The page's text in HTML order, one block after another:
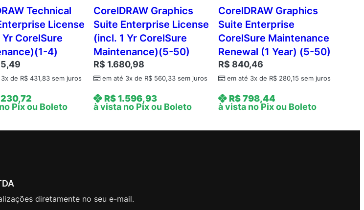
Technical
License
Yr CorelSure
4)
de R$431,83sem juros
Pix ou Boleto
CorelDRAW Graphics
Suite Enterprise License
(incl. 1 Yr CorelSure
Maintenance)(5-50)
R$ 1.680,98
em até 3x de R$ 560,33 sem juros
R$1.596,93
à vista no Pix ou Boleto
CorelDRAW Graphics
Suite Enterprise
CorelSure Maintenance
Renewal (1 Year) (5-50)
R$ 840,46
em até 3x de R$280,15 sem juros
R$798,44
à vista no Pix ou Boleto
diretamente no seu e-mail.